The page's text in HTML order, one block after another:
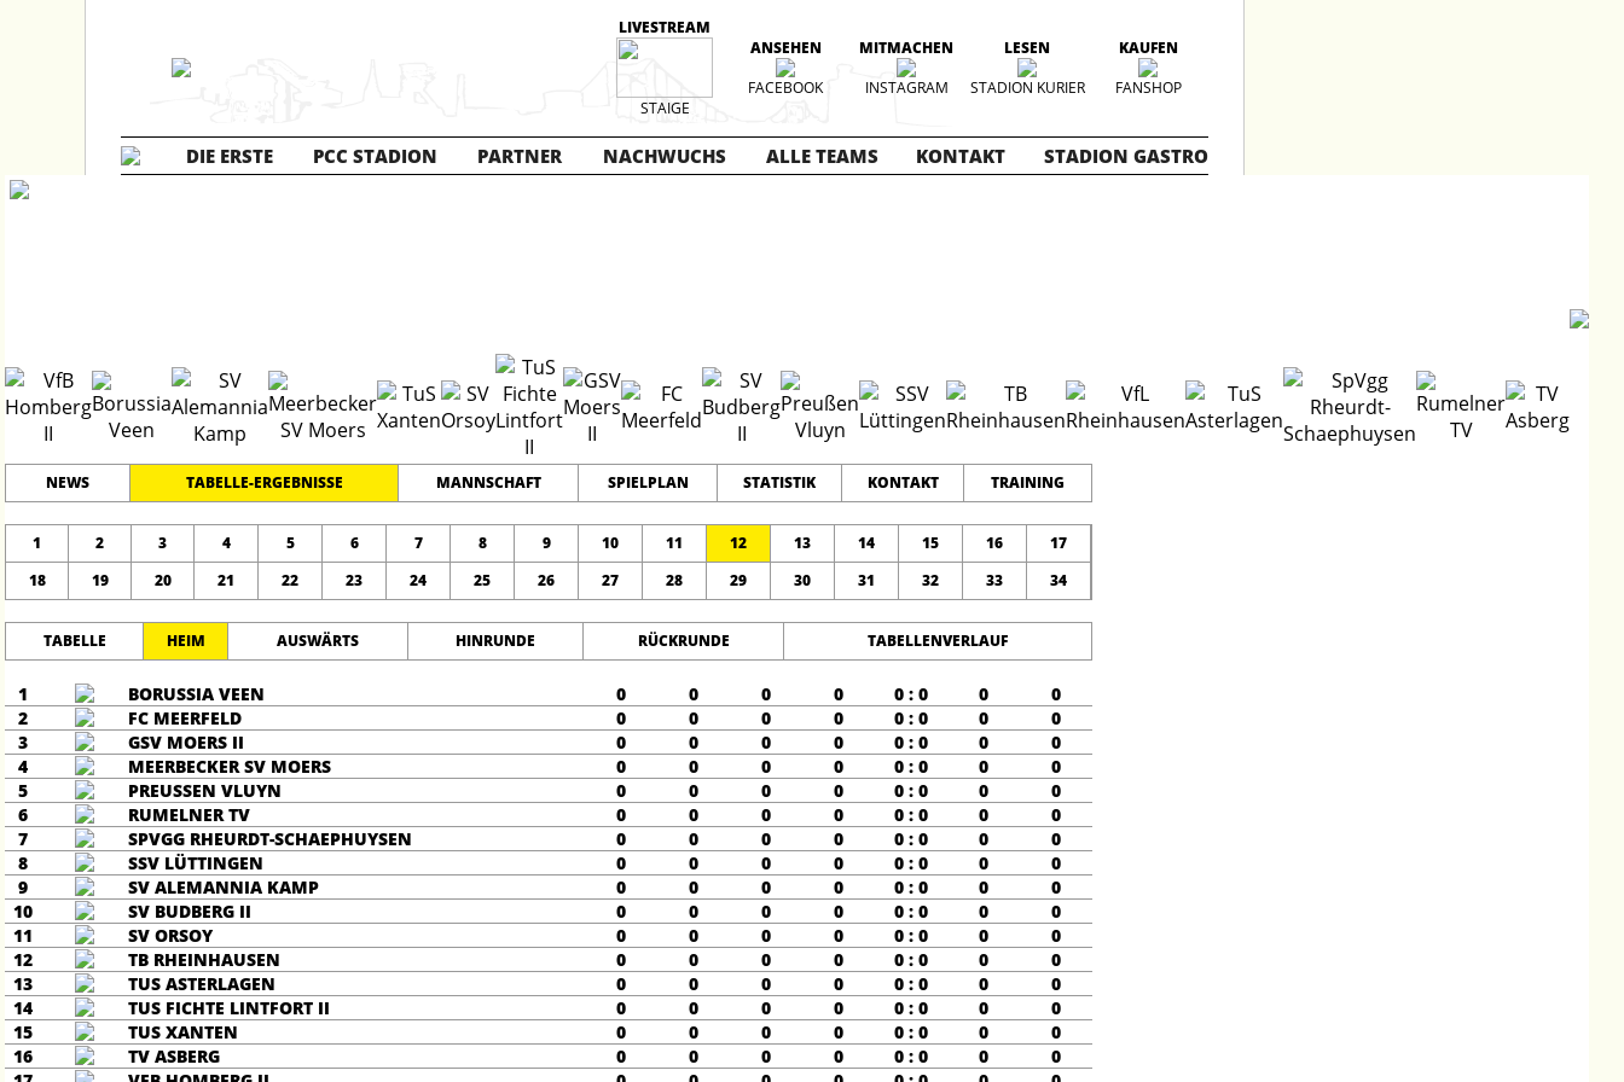
LIVESTREAM
STAIGE
ANSEHEN
FACEBOOK
MITMACHEN
INSTAGRAM
LESEN
STADION KURIER
KAUFEN
FANSHOP
DIE ERSTE PCC STADION PARTNER NACHWUCHS ALLE TEAMS KONTAKT STADION GASTRO
NEWS TABELLE-ERGEBNISSE MANNSCHAFT SPIELPLAN STATISTIK KONTAKT TRAINING
1 2 3 4 5 6 7 8 9 10 11 12 13 14 15 16
17
18
19 20 21 22 23 24 25 26 27 28 29 30 31 32 33 34
TABELLE HEIM AUSWÄRTS HINRUNDE RÜCKRUNDE TABELLENVERLAUF
1 BORUSSIA VEEN 0 0 0 0 0 : 0 0
0
2
FC MEERFELD 0 0 0 0 0 : 0 0
0
3
GSV MOERS II 0 0 0 0 0 : 0 0
0
4
MEERBECKER SV MOERS 0 0 0 0 0 : 0 0
0
5
PREUSSEN VLUYN 0 0 0 0 0 : 0 0
0
6
RUMELNER TV 0 0 0 0 0 : 0 0
0
7
SPVGG RHEURDT-SCHAEPHUYSEN 0 0 0 0 0 : 0 0
0
8
SSV LÜTTINGEN 0 0 0 0 0 : 0 0
0
9
SV ALEMANNIA KAMP 0 0 0 0 0 : 0 0
0
10
SV BUDBERG II 0 0 0 0 0 : 0 0
0
11
SV ORSOY 0 0 0 0 0 : 0 0
0
12
TB RHEINHAUSEN 0 0 0 0 0 : 0 0
0
13
TUS ASTERLAGEN 0 0 0 0 0 : 0 0
0
14
TUS FICHTE LINTFORT II 0 0 0 0 0 : 0 0
0
15
TUS XANTEN 0 0 0 0 0 : 0 0
0
16
TV ASBERG 0 0 0 0 0 : 0 0
0